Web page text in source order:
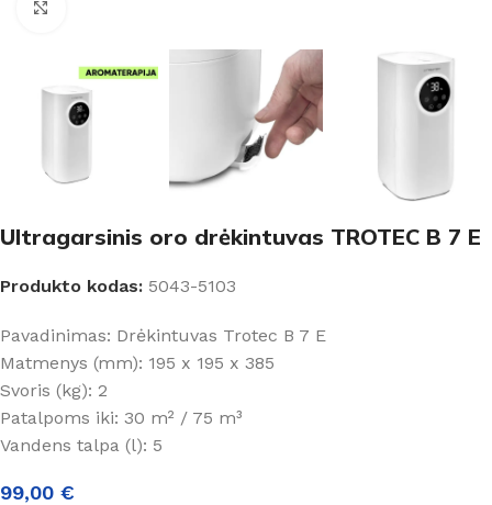
Ultragarsinis oro drėkintuvas TROTEC B 7 E
Produkto kodas: 5043-5103
Pavadinimas: Drėkintuvas Trotec B 7 E
Matmenys (mm): 195 x 195 x 385
Svoris (kg): 2
Patalpoms iki: 30 m² / 75 m³
Vandens talpa (l): 5
99,00 €